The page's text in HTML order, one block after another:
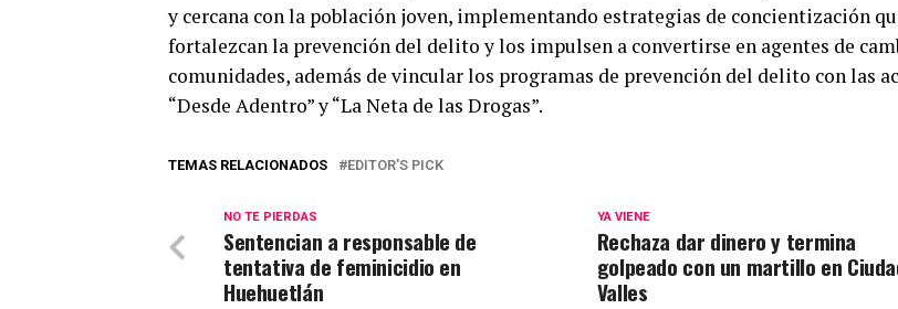
y cercana con la población joven, implementando estrategias de concientización
fortalezcan la prevención del delito y los impulsen a convertirse en agentes de
comunidades, además de vincular los programas de prevención del delito con las
“Desde Adentro” y “La Neta de las Drogas”.
TEMAS RELACIONADOS EDITOR'S PICK
YA VIENE
Rechaza dar dinero y termina
golpeado con un martillo en
Valles
NO TE PIERDAS
Sentencian a responsable de
tentativa de feminicidio en
Huehuetlán